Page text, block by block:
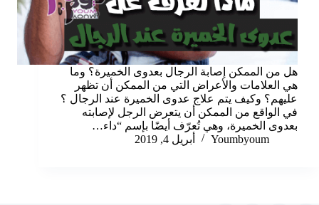
هل من الممكن إصابة الرجال بعدوى الخميرة؟ وما
هي العلامات والأعراض التي من الممكن أن تظهر
عليهم؟ وكيف يتم علاج عدوى الخميرة عند الرجال ؟
في الواقع من الممكن أن يتعرض الرجل لإصابته
بعدوى الخميرة، وهي تُعرّف أيضًا بإسم “داء…
Youmbyoum
أبريل 4, 2019